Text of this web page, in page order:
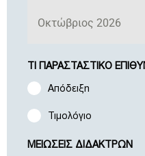
Οκτώβριος 2026
ΤΙ ΠΑΡΑΣΤΑΣΤΙΚΟ
Απόδειξη
Τιμολόγιο
ΜΕΙΩΣΕΙΣ ΔΙΔΑΚΤΡΩΝ